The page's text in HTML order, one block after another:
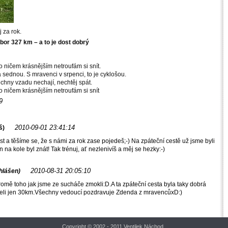
rok.
327 km – a to je dost dobrý
ničem krásnějším netroufám si snít.
S mravenci v srpenci, to je cyklošou.
vzadu nechají, nechtěj spát.
ničem krásnějším netroufám si snít
2010-09-01 23:41:14
a těšíme se, že s námi za rok zase pojedeš;-) Na zpáteční cestě už jsme byli
na kole byl znát! Tak trénuj, ať nezlenivíš a měj se hezky:-)
2010-08-31 20:05:10
toho jak jsme ze sucháče zmokli:D.A ta zpáteční cesta byla taky dobrá
jen 30km.Všechny vedoucí pozdravuje Zdenda z mravencůxD:)
Copyright © 2002 - 2011 Ventilek Náchod